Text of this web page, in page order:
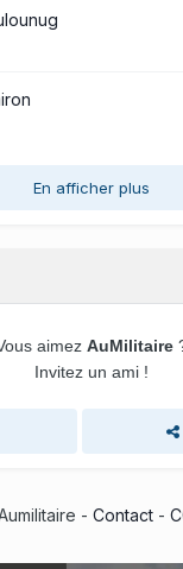
En afficher plus
aimez AuMilitaire
Invitez un ami !
- Contact-